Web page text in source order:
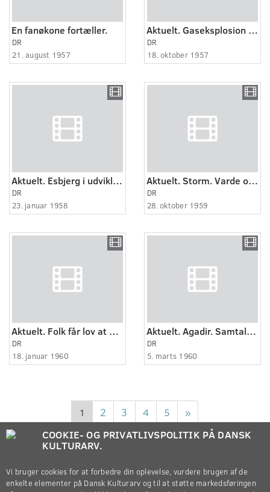
En fanøkone fortæller.
DR
21. august 1957
Aktuelt. Gaseksplosion ved Esbjerg.
DR
18. oktober 1957
Aktuelt. Esbjerg i udvikling.
DR
23. januar 1958
Aktuelt. Storm. Varde og Esbjerg.
DR
28. oktober 1959
Aktuelt. Folk får lov at sidde i kø i bus ved udsalg i Esbjerg.
DR
18. januar 1960
Aktuelt. Agadir. Samtale med et øjenvidne til jordskælvet, pejsemontør Kaj Christensen
DR
5. marts 1960
1 2 3 4 5
»
COOKIE- OG PRIVATLIVSPOLITIK PÅ DANSK
KULTURARV.
Vi bruger cookies for at forbedre din oplevelse, vurdere brugen af de
enkelte elementer på Dansk Kulturarv og til at støtte markedsføringen